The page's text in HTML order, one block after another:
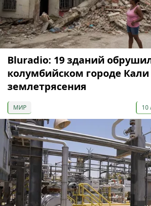
Bluradio: 19 зданий
колумбийском городе Кали
землетрясения
МИР 10